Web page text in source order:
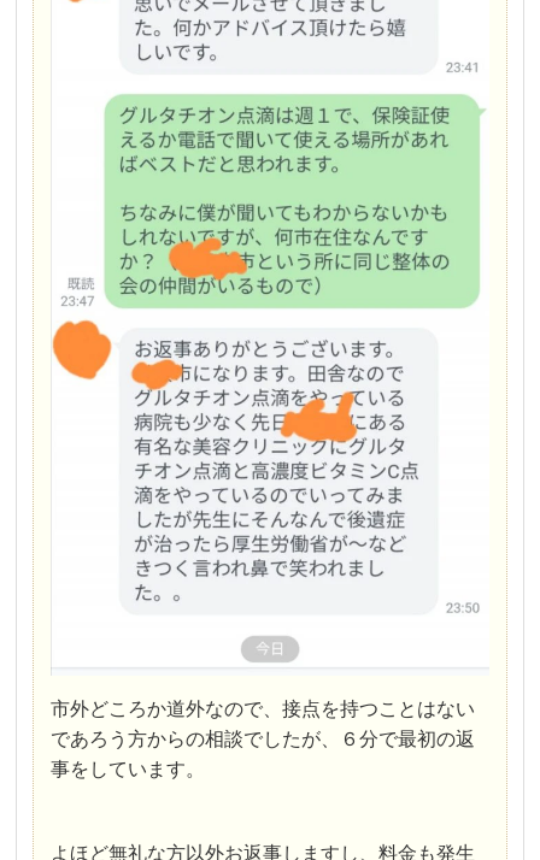
市外どころか道外なので、接点を持つことはない
であろう方からの相談でしたが、６分で最初の返
事をしています。
よほど無礼な方以外お返事しますし、料金も発生